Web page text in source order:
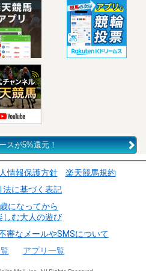
スが5%還元！
情報保護方針
楽天競馬規約
法に基づく表記
になってから
しむ大人の遊び
審なメールやSMSについて
アプリ一覧